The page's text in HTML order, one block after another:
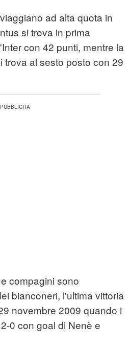
ad alta quota in
si trova in prima
con 42 punti, mentre la
trova al sesto posto con 29
compagini sono
bianconeri, l'ultima vittoria
novembre 2009 quando i
0 con goal di Nenè e